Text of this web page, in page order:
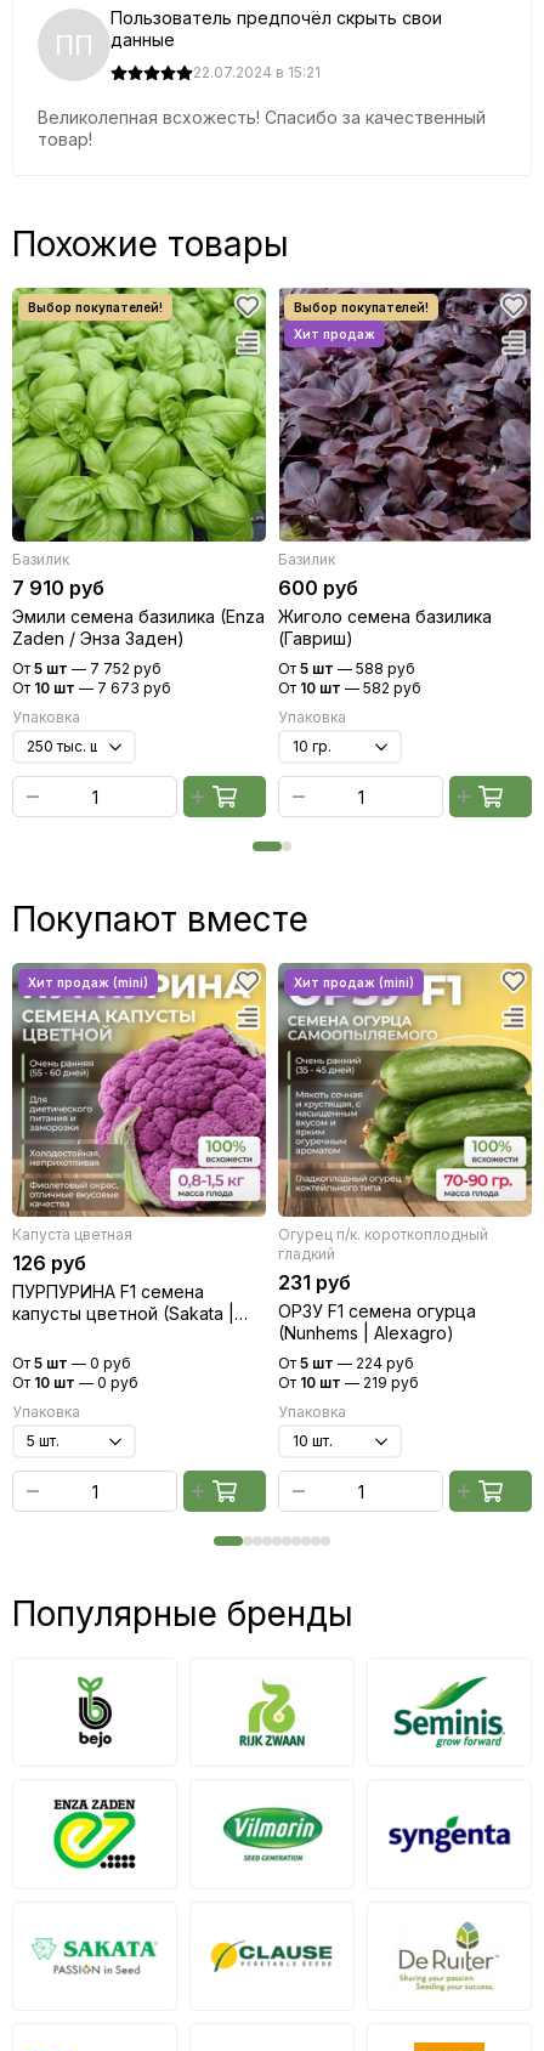
ПП
Пользователь предпочёл скрыть свои
данные
22.07.2024 в 15:21
Великолепная всхожесть! Спасибо за качественный
товар!
Похожие товары
Базилик
7 910 руб
Эмили семена базилика (Enza
Zaden / Энза Заден)
От 5 шт — 7 752 руб
От 10 шт — 7 673 руб
Упаковка
Базилик
600 руб
Жиголо семена базилика
(Гавриш)
От 5 шт — 588 руб
От 10 шт — 582 руб
Упаковка
Покупают вместе
Капуста цветная
126 руб
ПУРПУРИНА F1 семена
капусты цветной (Sakata |
От 5 шт — 0 руб
От 10 шт — 0 руб
Упаковка
Огурец п/к. короткоплодный
гладкий
231 руб
ОРЗУ F1 семена огурца
(Nunhems | Alexagro)
От 5 шт — 224 руб
От 10 шт — 219 руб
Упаковка
Популярные бренды